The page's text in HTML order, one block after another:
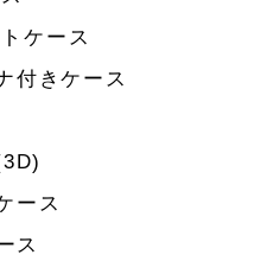
ケース
付きケース
ース
ス